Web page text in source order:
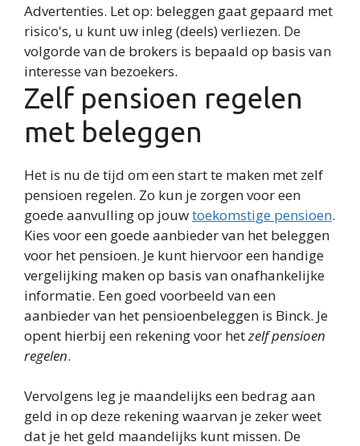
Advertenties. Let op: beleggen gaat gepaard met
risico's, u kunt uw inleg (deels) verliezen. De
volgorde van de brokers is bepaald op basis van
interesse van bezoekers.
Zelf pensioen regelen
met beleggen
Het is nu de tijd om een start te maken met zelf
pensioen regelen. Zo kun je zorgen voor een
goede aanvulling op jouwtoekomstige pensioen.
Kies voor een goede aanbieder van het beleggen
voor het pensioen. Je kunt hiervoor een handige
vergelijking maken op basis van onafhankelijke
informatie. Een goed voorbeeld van een
aanbieder van het pensioenbeleggen is Binck. Je
opent hierbij een rekening voor hetzelf pensioen
regelen.
Vervolgens leg je maandelijks een bedrag aan
geld in op deze rekening waarvan je zeker weet
dat je het geld maandelijks kunt missen. De